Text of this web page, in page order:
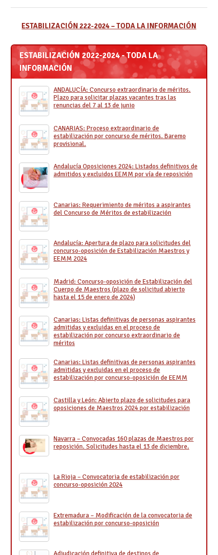
ESTABILIZACIÓN 222-2024 – TODA LA INFORMACIÓN
ESTABILIZACIÓN 2022-2024 - TODA LA
INFORMACIÓN
ANDALUCÍA: Concurso extraordinario de méritos.
Plazo para solicitar plazas vacantes tras las
renuncias del 7 al 13 de junio
CANARIAS: Proceso extraordinario de
estabilización por concurso de méritos. Baremo
provisional.
Andalucía Oposiciones 2024: Listados definitivos de
admitidos y excluidos EEMM por vía de reposición
Canarias: Requerimiento de méritos a aspirantes
del Concurso de Méritos de estabilización
Andalucía: Apertura de plazo para solicitudes del
concurso-oposición de Estabilización Maestros y
EEMM 2024
Madrid: Concurso-oposición de Estabilización del
Cuerpo de Maestros (plazo de solicitud abierto
hasta el 15 de enero de 2024)
Canarias: Listas definitivas de personas aspirantes
admitidas y excluidas en el proceso de
estabilización por concurso extraordinario de
méritos
Canarias: Listas definitivas de personas aspirantes
admitidas y excluidas en el proceso de
estabilización por concurso-oposición de EEMM
Castilla y León: Abierto plazo de solicitudes para
oposiciones de Maestros 2024 por estabilización
Navarra – Convocadas 160 plazas de Maestros por
reposición. Solicitudes hasta el 13 de diciembre.
La Rioja – Convocatoria de estabilización por
concurso-oposición 2024
Extremadura – Modificación de la convocatoria de
estabilización por concurso-oposición
Adjudicación definitiva de destinos de